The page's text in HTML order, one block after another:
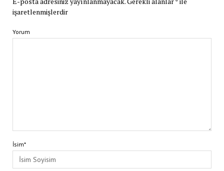
işaretlenmişlerdir
Yorum
İsim*